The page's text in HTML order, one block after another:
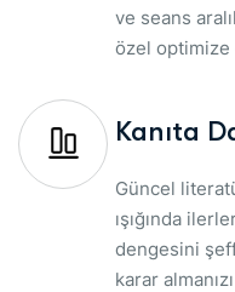
ve seans
özel optimize
Kanıta
Güncel
ışığında
dengesini
karar